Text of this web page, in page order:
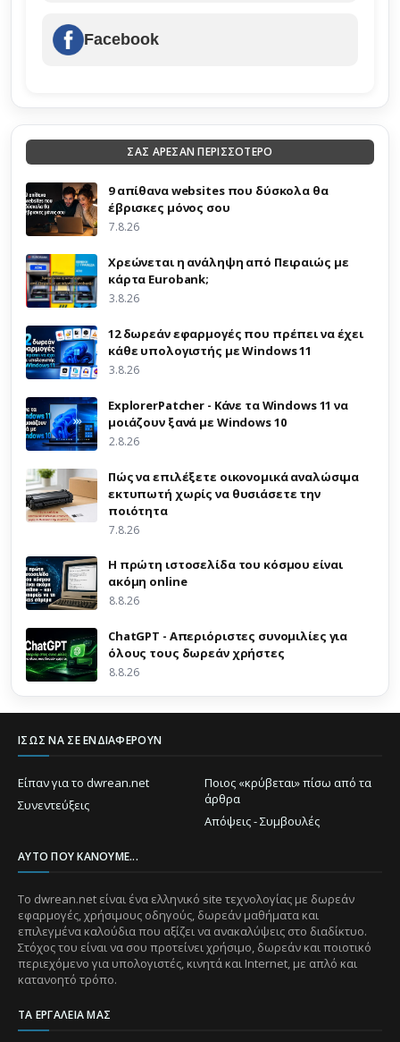
Facebook
ΣΑΣ ΑΡΕΣΑΝ ΠΕΡΙΣΣΟΤΕΡΟ
9 απίθανα websites που δύσκολα θα
έβρισκες μόνος σου
7.8.26
Χρεώνεται η ανάληψη από Πειραιώς με
κάρτα Eurobank;
3.8.26
12 δωρεάν εφαρμογές που πρέπει να έχει
κάθε υπολογιστής με Windows 11
3.8.26
ExplorerPatcher - Κάνε τα Windows 11 να
μοιάζουν ξανά με Windows 10
2.8.26
Πώς να επιλέξετε οικονομικά αναλώσιμα
εκτυπωτή χωρίς να θυσιάσετε την
ποιότητα
7.8.26
Η πρώτη ιστοσελίδα του κόσμου είναι
ακόμη online
8.8.26
ChatGPT - Απεριόριστες συνομιλίες για
όλους τους δωρεάν χρήστες
8.8.26
ΊΣΩΣ ΝΑ ΣΕ ΕΝΔΙΑΦΈΡΟΥΝ
Είπαν για το dwrean.net
Ποιος «κρύβεται» πίσω από τα
άρθρα
Συνεντεύξεις
Απόψεις - Συμβουλές
ΑΥΤΌ ΠΟΥ ΚΆΝΟΥΜΕ...
Το dwrean.net είναι ένα ελληνικό site τεχνολογίας με δωρεάν
εφαρμογές, χρήσιμους οδηγούς, δωρεάν μαθήματα και
επιλεγμένα καλούδια που αξίζει να ανακαλύψεις στο διαδίκτυο.
Στόχος του είναι να σου προτείνει χρήσιμο, δωρεάν και ποιοτικό
περιεχόμενο για υπολογιστές, κινητά και Internet, με απλό και
κατανοητό τρόπο.
ΤΑ ΕΡΓΑΛΕΊΑ ΜΑΣ